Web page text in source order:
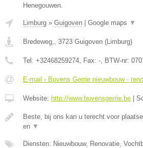
Henegouwen.
Limburg » Guigoven Google maps ▼
Bredeweg, 3723 Guigoven ( Limburg)
Tel: +32468259274 , Fax: - , BTW-nr:
E-mail › Buvens Gerrie nieuwbouw -
Website: http://www.buvensgerrie.be
Beste, bij ons kan u terecht voor
en ▼
Diensten: Nieuwbouw, Renovatie,